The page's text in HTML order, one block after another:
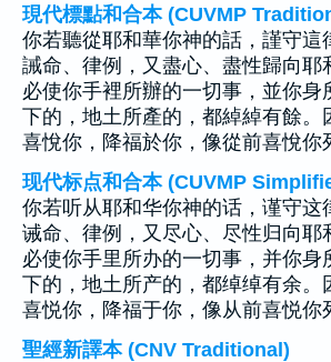
現代標點和合本 (CUVMP
你若聽從耶和華你神的話，謹守這
誡命、律例，又盡心、盡性歸向耶
必使你手裡所辦的一切事，並你身
下的，地土所產的，都綽綽有餘。
喜悅你，降福於你，像從前喜悅你
现代标点和合本 (CUVMP
你若听从耶和华你神的话，谨守这
诫命、律例，又尽心、尽性归向耶
必使你手里所办的一切事，并你身
下的，地土所产的，都绰绰有余。
喜悦你，降福于你，像从前喜悦你
聖經新譯本 (CNV Traditional)